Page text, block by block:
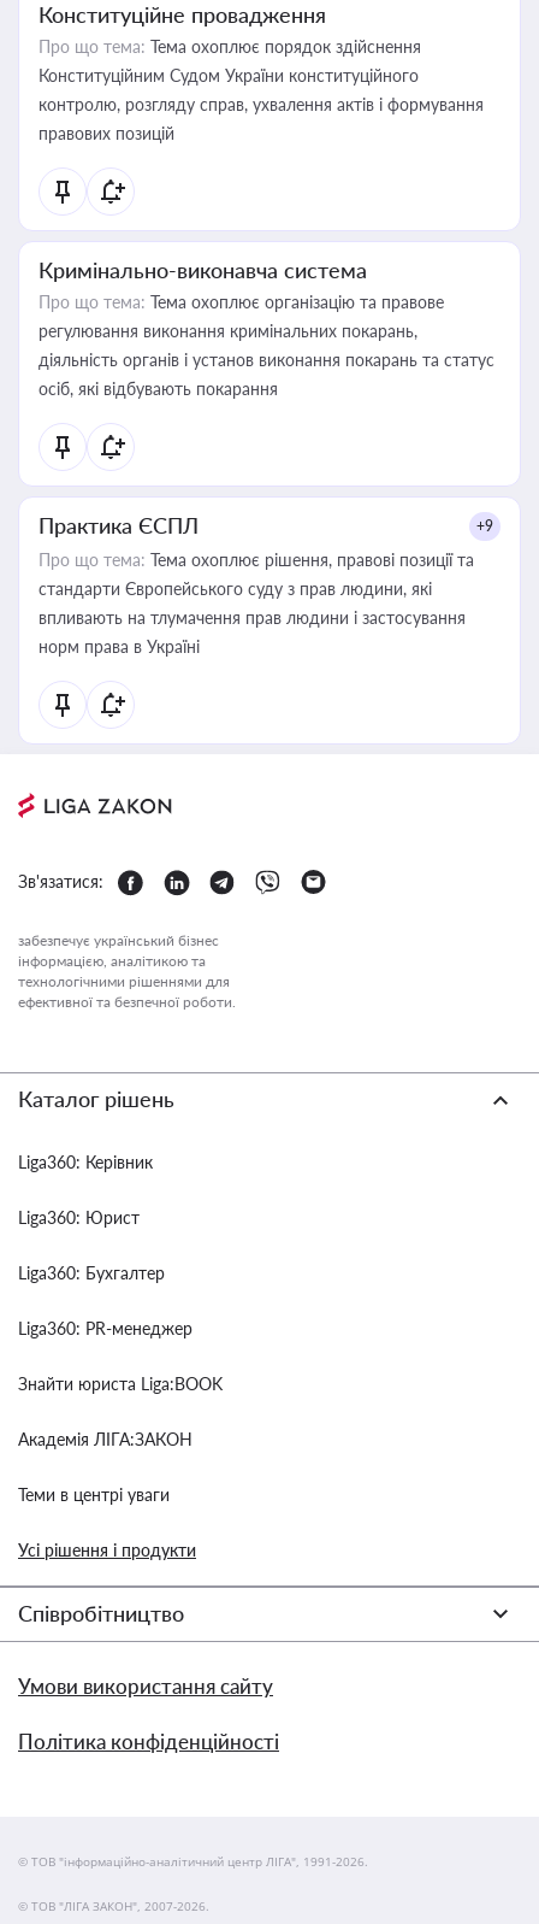
Конституційне провадження
Про що тема: Тема охоплює порядок здійснення
Конституційним Судом України конституційного
контролю, розгляду справ, ухвалення актів і формування
правових позицій
Кримінально-виконавча система
Про що тема: Тема охоплює організацію та правове
регулювання виконання кримінальних покарань,
діяльність органів і установ виконання покарань та статус
осіб, які відбувають покарання
Практика ЄСПЛ +9
Про що тема: Тема охоплює рішення, правові позиції та
стандарти Європейського суду з прав людини, які
впливають на тлумачення прав людини і застосування
норм права в Україні
Зв'язатися:
забезпечує український бізнес
інформацією, аналітикою та
технологічними рішеннями для
ефективної та безпечної роботи.
Каталог рішень
Liga360: Керівник
Liga360: Юрист
Liga360: Бухгалтер
Liga360: PR-менеджер
Знайти юриста Liga:BOOK
Академія ЛІГА:ЗАКОН
Теми в центрі уваги
Усі рішення і продукти
Співробітництво
Умови використання сайту
Політика конфіденційності
© ТОВ "інформаційно-аналітичний центр ЛІГА", 1991-2026.
© ТОВ "ЛІГА ЗАКОН", 2007-2026.